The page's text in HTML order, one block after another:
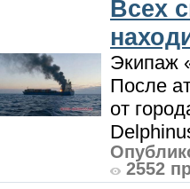
Всех
Экипаж
После
от
2552